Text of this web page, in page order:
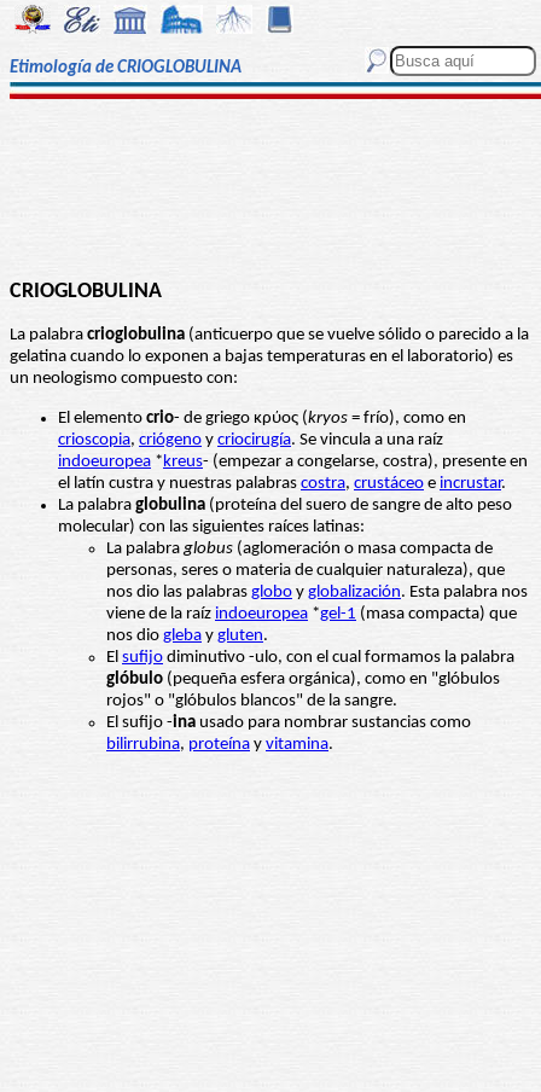
Etimología de CRIOGLOBULINA
CRIOGLOBULINA
La palabra crioglobulina (anticuerpo que se vuelve sólido o parecido a la
gelatina cuando lo exponen a bajas temperaturas en el laboratorio) es
un neologismo compuesto con:
El elemento crio- de griego κρύος (kryos = frío), como en
crioscopia, criógeno y criocirugía. Se vincula a una raíz
indoeuropea *kreus- (empezar a congelarse, costra), presente en
el latín custra y nuestras palabras costra, crustáceo e incrustar.
La palabra globulina (proteína del suero de sangre de alto peso
molecular) con las siguientes raíces latinas:
La palabraglobus (aglomeración o masa compacta de
personas, seres o materia de cualquier naturaleza), que
nos dio las palabras globo y globalización. Esta palabra nos
viene de la raíz indoeuropea *gel-1 (masa compacta) que
nos dio gleba y gluten.
El sufijo diminutivo -ulo, con el cual formamos la palabra
glóbulo (pequeña esfera orgánica), como en "glóbulos
rojos" o "glóbulos blancos" de la sangre.
El sufijo -ina usado para nombrar sustancias como
bilirrubina, proteína y vitamina.